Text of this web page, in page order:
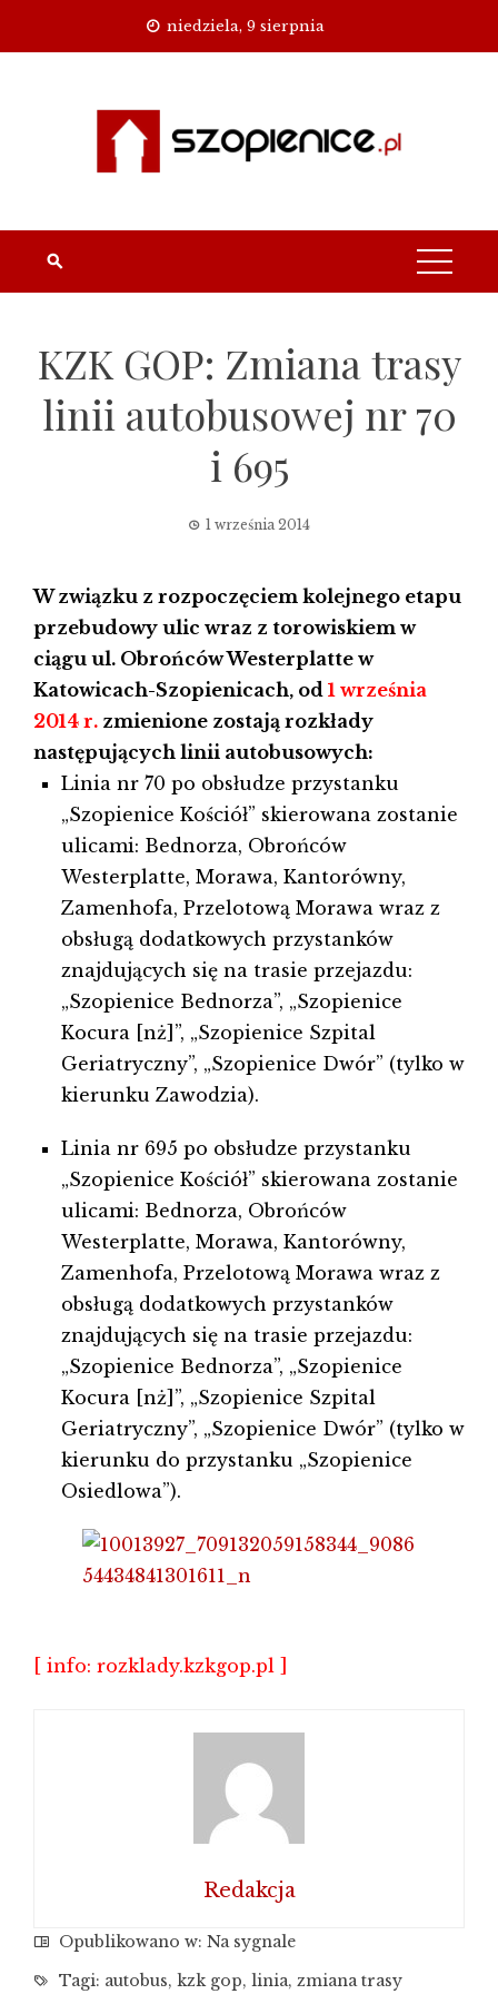
niedziela, 9 sierpnia
KZK GOP: Zmiana trasy
linii autobusowej nr 70
i 695
1 września 2014
W związku z rozpoczęciem kolejnego etapu
przebudowy ulic wraz z torowiskiem w
ciągu ul. Obrońców Westerplatte w
Katowicach-Szopienicach, od 1 września
2014 r. zmienione zostają rozkłady
następujących linii autobusowych:
Linia nr 70 po obsłudze przystanku
„Szopienice Kościół” skierowana zostanie
ulicami: Bednorza, Obrońców
Westerplatte, Morawa, Kantorówny,
Zamenhofa, Przelotową Morawa wraz z
obsługą dodatkowych przystanków
znajdujących się na trasie przejazdu:
„Szopienice Bednorza”, „Szopienice
Kocura [nż]”, „Szopienice Szpital
Geriatryczny”, „Szopienice Dwór” (tylko w
kierunku Zawodzia).
Linia nr 695 po obsłudze przystanku
„Szopienice Kościół” skierowana zostanie
ulicami: Bednorza, Obrońców
Westerplatte, Morawa, Kantorówny,
Zamenhofa, Przelotową Morawa wraz z
obsługą dodatkowych przystanków
znajdujących się na trasie przejazdu:
„Szopienice Bednorza”, „Szopienice
Kocura [nż]”, „Szopienice Szpital
Geriatryczny”, „Szopienice Dwór” (tylko w
kierunku do przystanku „Szopienice
Osiedlowa”).
[ info: rozklady.kzkgop.pl ]
Redakcja
Opublikowano w: Na sygnale
Tagi: autobus, kzk gop, linia, zmiana trasy